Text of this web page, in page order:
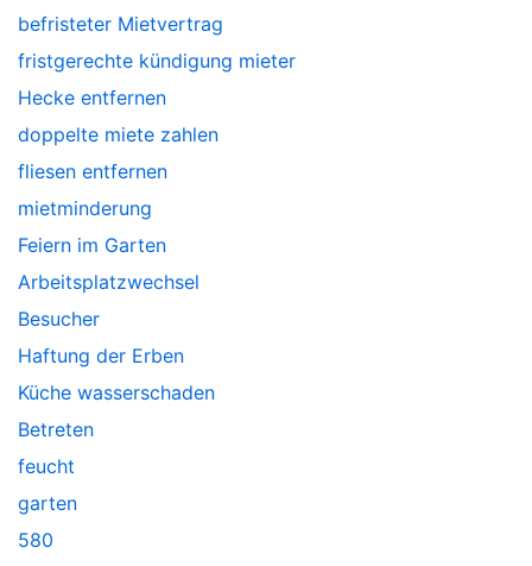
befristeter Mietvertrag
fristgerechte kündigung mieter
Hecke entfernen
doppelte miete zahlen
fliesen entfernen
mietminderung
Feiern im Garten
Arbeitsplatzwechsel
Besucher
Haftung der Erben
Küche wasserschaden
Betreten
feucht
garten
580